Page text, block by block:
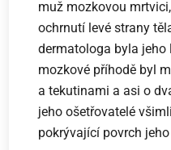
muž mozkovou
ochrnutí levé strany
dermatologa byla jeho
mozkové příhodě byl
a tekutinami a asi o
jeho ošetřovatelé
pokrývající povrch